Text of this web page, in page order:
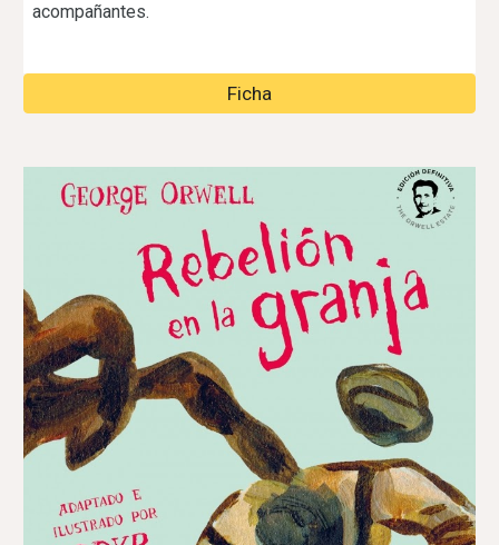
acompañantes.
Ficha